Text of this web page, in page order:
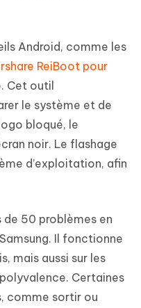
Android, comme les
ReiBoot pour
Cet outil
le système et de
bloqué, le
noir. Le flashage
d’exploitation, afin
50 problèmes en
Il fonctionne
mais aussi sur les
Certaines
comme sortir ou